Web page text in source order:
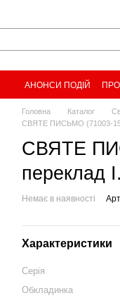
АНОНСИ ПОДІЙ
Головна Каталог
СВЯТЕ ПИСЬМО (71003-
СВЯТЕ
переклад
Немає в наявності
Характеристики
Серія
Обкладинка